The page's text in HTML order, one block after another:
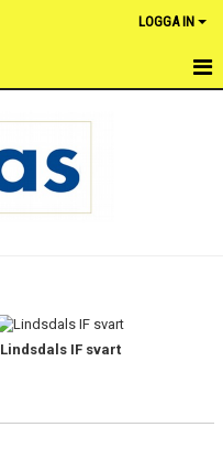
LOGGA IN
Lindsdals IF svart